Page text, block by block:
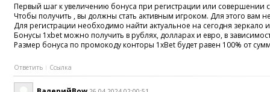
Первый шаг к увеличению бонуса при регистрации или совершении
Чтобы получить , вы должны стать активным игроком. Для этого вам
Для регистрации необходимо найти актуальное на сегодня
Бонусы 1xbet можно получить в рублях, долларах и евро, в
Размер бонуса по промокоду конторы 1xBet будет равен 100% от
Ответить Ссылка